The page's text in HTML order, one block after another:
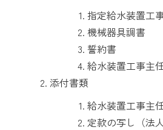
指定給水装置工
機械器具調書
誓約書
給水装置工事主
添付書類
給水装置工事主
定款の写し（法